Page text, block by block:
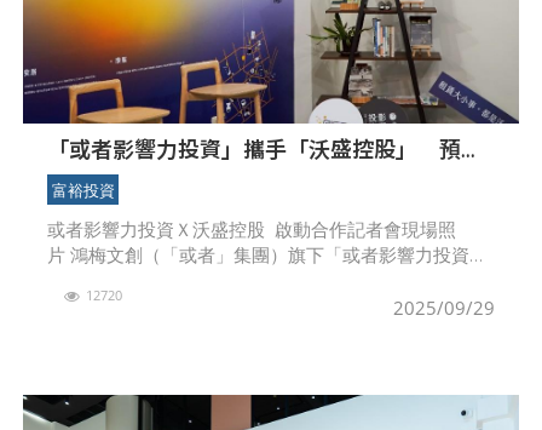
「或者影響力投資」攜手「沃盛控股」 預告
打造新竹舊城友善示範住宅
富裕投資
或者影響力投資Ｘ沃盛控股 啟動合作記者會現場照
片 鴻梅文創（「或者」集團）旗下「或者影響力投資」
Holdings）」進行策略性投資
2025/09/29
12720